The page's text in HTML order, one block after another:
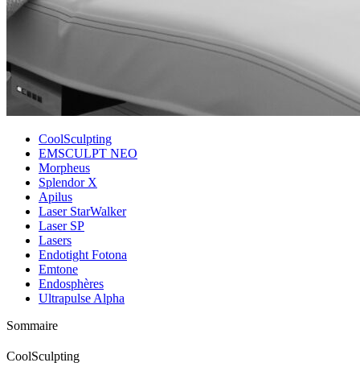
CoolSculpting
EMSCULPT NEO
Morpheus
Splendor X
Apilus
Laser StarWalker
Laser SP
Lasers
Endotight Fotona
Emtone
Endosphères
Ultrapulse Alpha
Sommaire
CoolSculpting